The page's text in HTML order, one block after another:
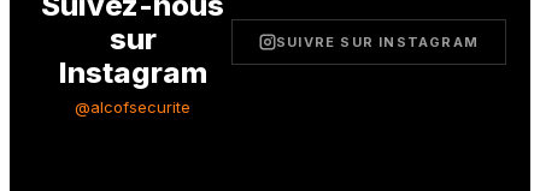
sur
Instagram
@alcofsecurite
SUIVRE SUR INSTAGRAM